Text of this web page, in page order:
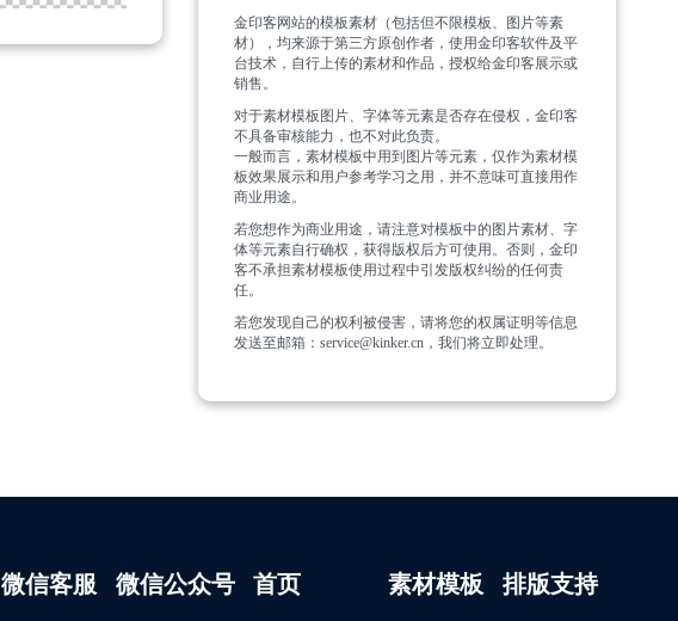
金印客网站的模板素材（包括但不限模板、图片等素
材），均来源于第三方原创作者，使用金印客软件及平
台技术，自行上传的素材和作品，授权给金印客展示或
销售。
对于素材模板图片、字体等元素是否存在侵权，金印客
不具备审核能力，也不对此负责。
一般而言，素材模板中用到图片等元素，仅作为素材模
板效果展示和用户参考学习之用，并不意味可直接用作
商业用途。
若您想作为商业用途，请注意对模板中的图片素材、字
体等元素自行确权，获得版权后方可使用。否则，金印
客不承担素材模板使用过程中引发版权纠纷的任何责
任。
若您发现自己的权利被侵害，请将您的权属证明等信息
发送至邮箱：service@kinker.cn，我们将立即处理。
微信客服 微信公众号 首页 素材模板 排版支持